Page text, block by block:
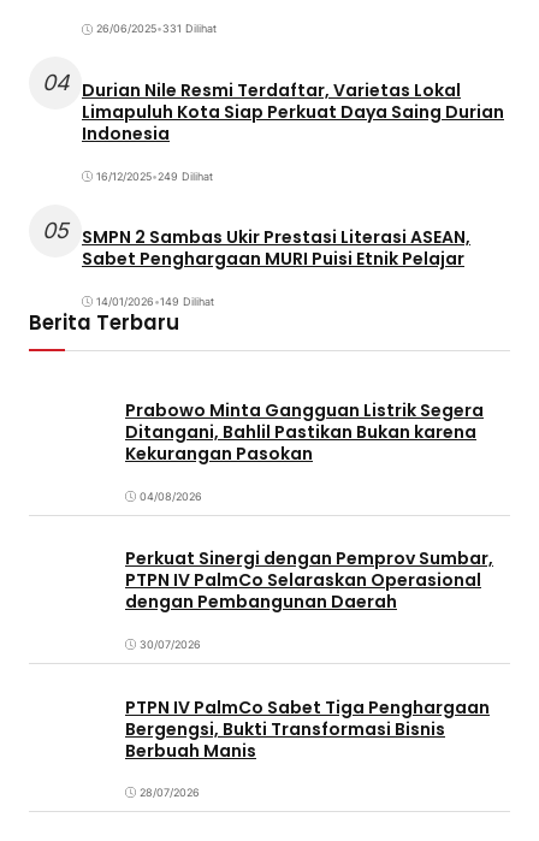
26/06/2025•331 Dilihat
04 Durian Nile Resmi Terdaftar, Varietas Lokal
Limapuluh Kota Siap Perkuat Daya Saing Durian
Indonesia
16/12/2025•249 Dilihat
05 SMPN 2 Sambas Ukir Prestasi Literasi ASEAN,
Sabet Penghargaan MURI Puisi Etnik Pelajar
14/01/2026•149 Dilihat
Berita Terbaru
Prabowo Minta Gangguan Listrik Segera
Ditangani, Bahlil Pastikan Bukan karena
Kekurangan Pasokan
04/08/2026
Perkuat Sinergi dengan Pemprov Sumbar,
PTPN IV PalmCo Selaraskan Operasional
dengan Pembangunan Daerah
30/07/2026
PTPN IV PalmCo Sabet Tiga Penghargaan
Bergengsi, Bukti Transformasi Bisnis
Berbuah Manis
28/07/2026